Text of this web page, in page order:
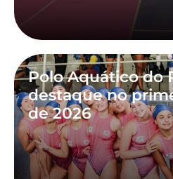
Polo Aquático do
destaque no
de 2026